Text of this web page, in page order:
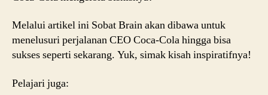
Melalui artikel ini Sobat Brain akan dibawa untuk
menelusuri perjalanan CEO Coca-Cola hingga bisa
sukses seperti sekarang. Yuk, simak kisah inspiratifnya!
Pelajari juga: